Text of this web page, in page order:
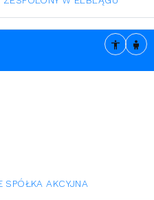
AKCYJNA